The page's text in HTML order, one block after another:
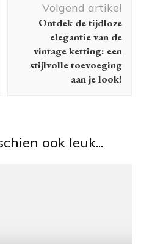
Volgend artikel
Ontdek de tijdloze
elegantie van de
vintage ketting: een
stijlvolle toevoeging
aan je look!
ook leuk...